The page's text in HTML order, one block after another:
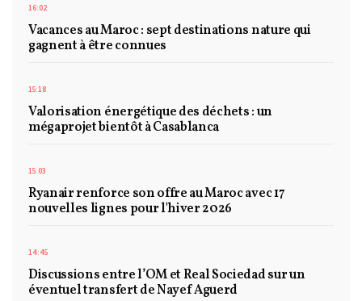
16:02
Vacances au Maroc : sept destinations nature qui
gagnent à être connues
15:18
Valorisation énergétique des déchets : un
mégaprojet bientôt à Casablanca
15:03
Ryanair renforce son offre au Maroc avec 17
nouvelles lignes pour l'hiver 2026
14:45
Discussions entre l’OM et Real Sociedad sur un
éventuel transfert de Nayef Aguerd